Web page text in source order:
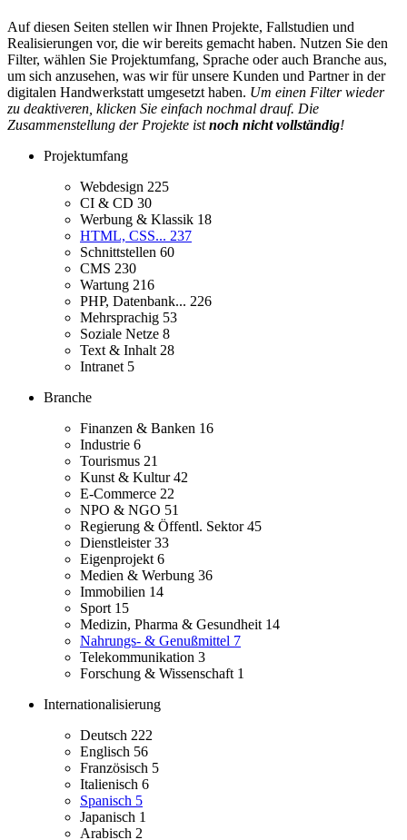
Auf diesen Seiten stellen wir Ihnen Projekte, Fallstudien und
Realisierungen vor, die wir bereits gemacht haben. Nutzen Sie den
Filter, wählen Sie Projektumfang, Sprache oder auch Branche aus,
um sich anzusehen, was wir für unsere Kunden und Partner in der
digitalen Handwerkstatt umgesetzt haben. Um einen Filter wieder
zu deaktiveren, klicken Sie einfach nochmal drauf. Die
Zusammenstellung der Projekte istnoch nicht vollständig!
Projektumfang
Webdesign 225
CI & CD 30
Werbung & Klassik 18
HTML, CSS... 237
Schnittstellen 60
CMS 230
Wartung 216
PHP, Datenbank... 226
Mehrsprachig 53
Soziale Netze 8
Text & Inhalt 28
Intranet 5
Branche
Finanzen & Banken 16
Industrie 6
Tourismus 21
Kunst & Kultur42
E-Commerce 22
NPO & NGO 51
Regierung & Öffentl. Sektor45
Dienstleister33
Eigenprojekt 6
Medien & Werbung 36
Immobilien 14
Sport 15
Medizin, Pharma & Gesundheit 14
Nahrungs- & Genußmittel 7
Telekommunikation 3
Forschung & Wissenschaft 1
Internationalisierung
Deutsch 222
Englisch 56
Französisch 5
Italienisch 6
Spanisch 5
Japanisch 1
Arabisch 2